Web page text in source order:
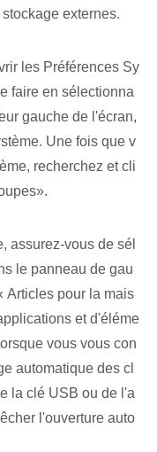
externes⁤.
les Préférences Sy
faire en sélectionna
gauche de l'écran,
Une fois que v
recherchez et cli
assurez-vous de sél
le panneau de gau
Articles pour la mais
et d'éléme
vous vous con
automatique des cl
la clé USB ou de l'a
l'ouverture auto